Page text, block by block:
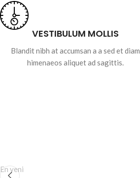
VESTIBULUM MOLLIS
Blandit nibh at accumsan a a sed et diam
himenaeos aliquet ad sagittis.
En yeni